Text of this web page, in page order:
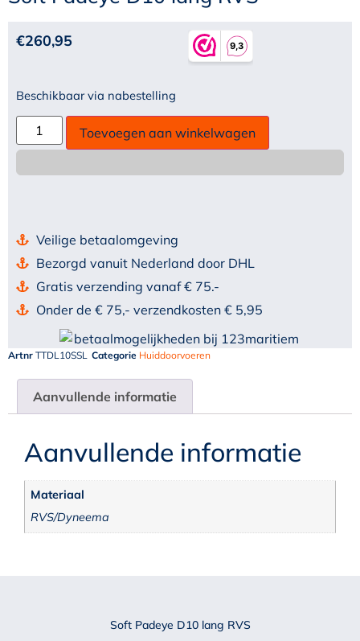
€260,95
Beschikbaar via nabestelling
Toevoegen aan winkelwagen
Veilige betaalomgeving
Bezorgd vanuit Nederland door DHL
Gratis verzending vanaf € 75.-
Onder de € 75,- verzendkosten € 5,95
Artnr TTDL10SSL Categorie Huiddoorvoeren
Aanvullende informatie
Aanvullende informatie
Materiaal
RVS/Dyneema
Soft Padeye D10 lang RVS